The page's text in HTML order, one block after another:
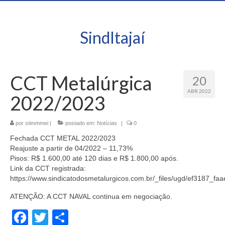
SindItajaí
20
ABR 2022
CCT Metalúrgica
2022/2023
por stimmmei | postado em: Notícias | 0
Fechada CCT METAL 2022/2023
Reajuste a partir de 04/2022 – 11,73%
Pisos: R$ 1.600,00 até 120 dias e R$ 1.800,00 após.
Link da CCT registrada:
https://www.sindicatodosmetalurgicos.com.br/_files/ugd/
ATENÇÃO: A CCT NAVAL continua em negociação.
Facebook
Twitter